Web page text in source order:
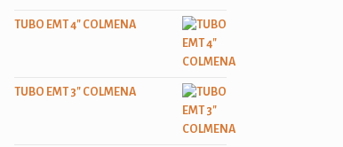
TUBO EMT 4" COLMENA
TUBO EMT 3" COLMENA